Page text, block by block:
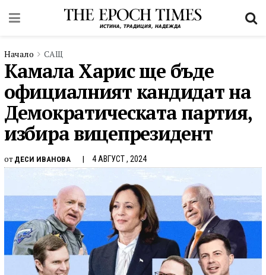
Начало САЩ
Камала Харис ще бъде
официалният кандидат на
Демократическата партия,
избира вицепрезидент
от ДЕСИ ИВАНОВА 4 АВГУСТ , 2024